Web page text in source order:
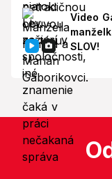
Video
SLOV!